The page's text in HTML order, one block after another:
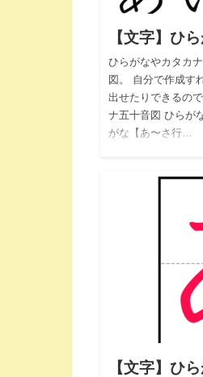
【文字】ひ
ひらがなやカタカ
図。 自分で作成す
出せたりできるの
ナ五十音図 ひらが
がな【あ〜さ行…
【文字】ひ